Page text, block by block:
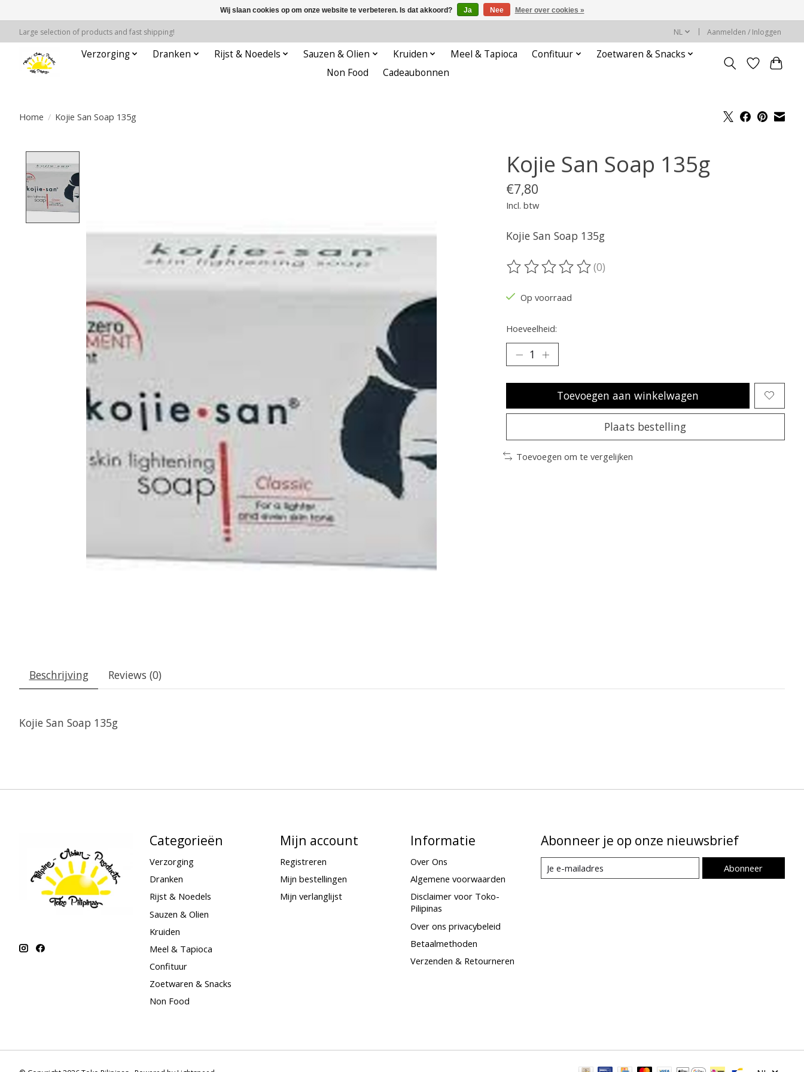
Large selection of products and fast shipping! NL Aanmelden / Inloggen
Verzorging Dranken Rijst & Noedels Sauzen & Olien Kruiden Meel & Tapioca Confituur
Zoetwaren & Snacks
Non Food
Cadeaubonnen
Home / Kojie San Soap 135g
Kojie San Soap 135g
€7,80
Incl. btw
Kojie San Soap 135g
De beoordeling van dit product is
(0)
Op voorraad
Hoeveelheid:
Toevoegen aan winkelwagen
Plaats bestelling
Toevoegen om te vergelijken
Beschrijving Reviews (0)
Kojie San Soap 135g
Categorieën
Verzorging
Dranken
Rijst & Noedels
Sauzen & Olien
Kruiden
Meel & Tapioca
Confituur
Zoetwaren & Snacks
Non Food
Mijn account
Registreren
Mijn bestellingen
Mijn verlanglijst
Informatie
Over Ons
Algemene voorwaarden
Disclaimer voor Toko-
Pilipinas
Over ons privacybeleid
Betaalmethoden
Verzenden & Retourneren
Abonneer je op onze nieuwsbrief
Abonneer
Wij slaan cookies op om onze website te verbeteren. Is dat akkoord? Ja Nee Meer over cookies »